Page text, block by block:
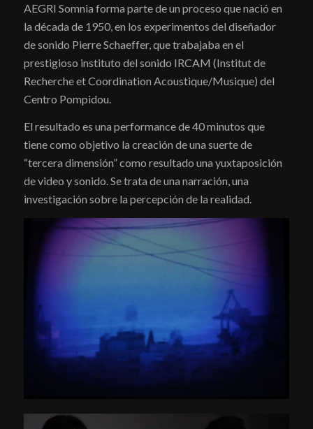
AEGRI Somnia forma parte de un proceso que nació en
la década de 1950, en los experimentos del diseñador
de sonido Pierre Schaeffer, que trabajaba en el
prestigioso instituto del sonido IRCAM (Institut de
Recherche et Coordination Acoustique/Musique) del
Centro Pompidou.
El resultado es una performance de 40 minutos que
tiene como objetivo la creación de una suerte de
“tercera dimensión” como resultado una yuxtaposición
de video y sonido. Se trata de una narración, una
investigación sobre la percepción de la realidad.